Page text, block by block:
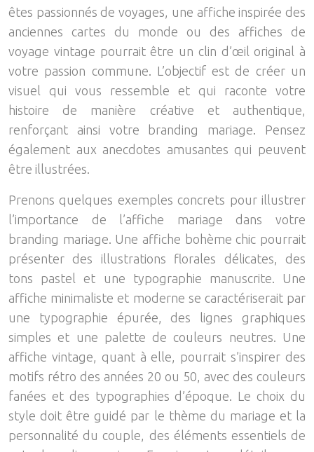
êtes passionnés de voyages, une affiche inspirée des
anciennes cartes du monde ou des affiches de
voyage vintage pourrait être un clin d’œil original à
votre passion commune. L’objectif est de créer un
visuel qui vous ressemble et qui raconte votre
histoire de manière créative et authentique,
renforçant ainsi votre branding mariage. Pensez
également aux anecdotes amusantes qui peuvent
être illustrées.
Prenons quelques exemples concrets pour illustrer
l’importance de l’affiche mariage dans votre
branding mariage. Une affiche bohème chic pourrait
présenter des illustrations florales délicates, des
tons pastel et une typographie manuscrite. Une
affiche minimaliste et moderne se caractériserait par
une typographie épurée, des lignes graphiques
simples et une palette de couleurs neutres. Une
affiche vintage, quant à elle, pourrait s’inspirer des
motifs rétro des années 20 ou 50, avec des couleurs
fanées et des typographies d’époque. Le choix du
style doit être guidé par le thème du mariage et la
personnalité du couple, des éléments essentiels de